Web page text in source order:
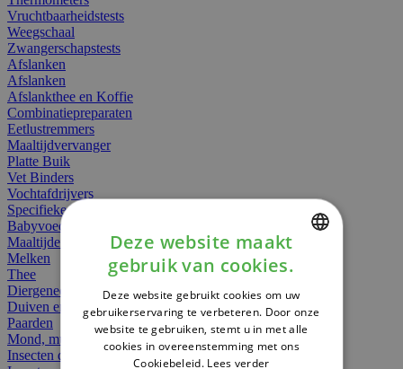
Vruchtbaarheidstests
Weegschaal
Zwangerschapstests
Afslanken
Afslanken
Afslankthee en Koffie
Combinatiepreparaten
Eetlustremmers
Maaltijdvervanger
Platte Buik
Vet Binders
Vochtafdrijvers
Specifieke Voeding
Babyvoeding
Maaltijden
Melken
Thee
Diergeneesmiddelen
Duiven en vogels
Paarden
Mond, muil of snavel
Insecten dieren
DUTCH
FRENCH
ENGLISH
Deze website maakt
gebruik van cookies.
Deze website gebruikt cookies om uw
gebruikerservaring te verbeteren. Door onze
website te gebruiken, stemt u in met alle
cookies in overeenstemming met ons
Cookiebeleid. Lees verder